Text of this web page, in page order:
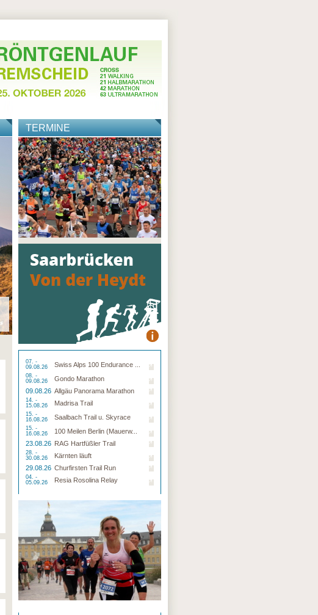
RAG Hartfüßler Trail
23.08.26 - Saarbrücken
TERMINE
07. -
09.08.26
Swiss Alps 100 Endurance ...
08. -
09.08.26
Gondo Marathon
09.08.26 Allgäu Panorama Marathon
14. -
15.08.26
Madrisa Trail
15. -
16.08.26
Saalbach Trail u. Skyrace
15. -
16.08.26
100 Meilen Berlin (Mauerw...
23.08.26 RAG Hartfüßler Trail
28. -
30.08.26
Kärnten läuft
29.08.26 Churfirsten Trail Run
04. -
05.09.26
Resia Rosolina Relay